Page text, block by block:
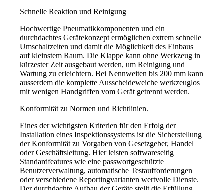
Schnelle Reaktion und Reinigung
Hochwertige Pneumatikkomponenten und ein
durchdachtes Gerätekonzept ermöglichen extrem schnelle
Umschaltzeiten und damit die Möglichkeit des Einbaus
auf kleinstem Raum. Die Klappe kann ohne Werkzeug in
kürzester Zeit ausgebaut werden, um Reinigung und
Wartung zu erleichtern. Bei Nennweiten bis 200 mm kann
ausserdem die komplette Ausscheideweiche werkzeuglos
mit wenigen Handgriffen vom Gerät getrennt werden.
Konformität zu Normen und Richtlinien.
Eines der wichtigsten Kriterien für den Erfolg der
Installation eines Inspektionssystems ist die Sicherstellung
der Konformität zu Vorgaben von Gesetzgeber, Handel
oder Geschäftsleitung. Hier leisten softwareseitig
Standardfeatures wie eine passwortgeschützte
Benutzerverwaltung, automatische Testaufforderungen
oder verschiedene Reportingvarianten wertvolle Dienste.